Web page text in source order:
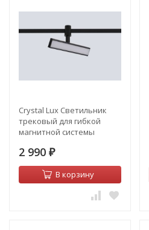
Crystal Lux Светильник
трековый для гибкой
магнитной системы
BL SMART
2 990 ₽
В корзину